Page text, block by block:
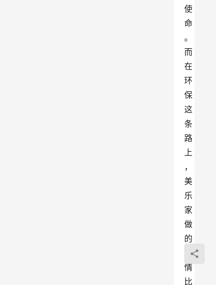
使
命
。
而
在
环
保
这
条
路
上
，
美
乐
家
做
的
事
情
比